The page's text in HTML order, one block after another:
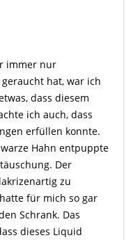
immer nur
hat, war ich
dass diesem
ich auch, dass
erfüllen konnte.
Hahn entpuppte
Der
zu
für mich so gar
Schrank. Das
dieses Liquid